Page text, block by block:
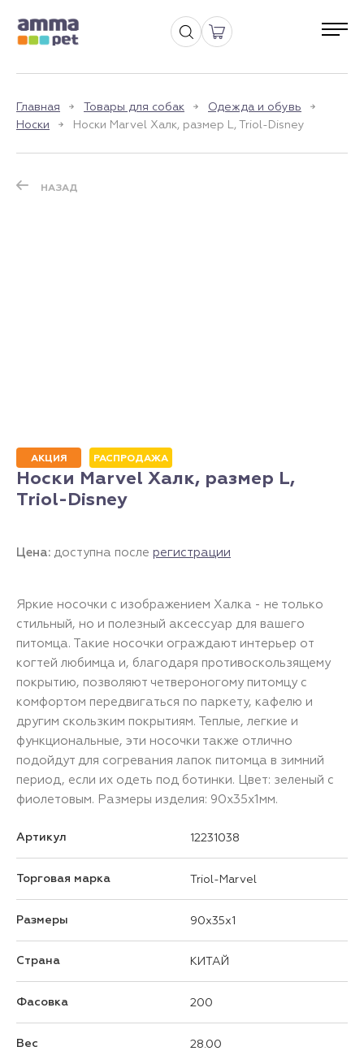
Главная Товары для собак
Одежда и обувь
Носки
Носки Marvel Халк, размер L, Triol-Disney
НАЗАД
АКЦИЯ РАСПРОДАЖА
Носки Marvel Халк, размер L,
Triol-Disney
Цена: доступна после регистрации
Яркие носочки с изображением Халка - не только
стильный, но и полезный аксессуар для вашего
питомца. Такие носочки ограждают интерьер от
когтей любимца и, благодаря противоскользящему
покрытию, позволяют четвероногому питомцу с
комфортом передвигаться по паркету, кафелю и
другим скользким покрытиям. Теплые, легкие и
функциональные, эти носочки также отлично
подойдут для согревания лапок питомца в зимний
период, если их одеть под ботинки. Цвет: зеленый с
фиолетовым. Размеры изделия: 90х35х1мм.
Артикул 12231038
Торговая марка Triol-Marvel
Размеры 90x35x1
Страна КИТАЙ
Фасовка 200
Вес 28.00